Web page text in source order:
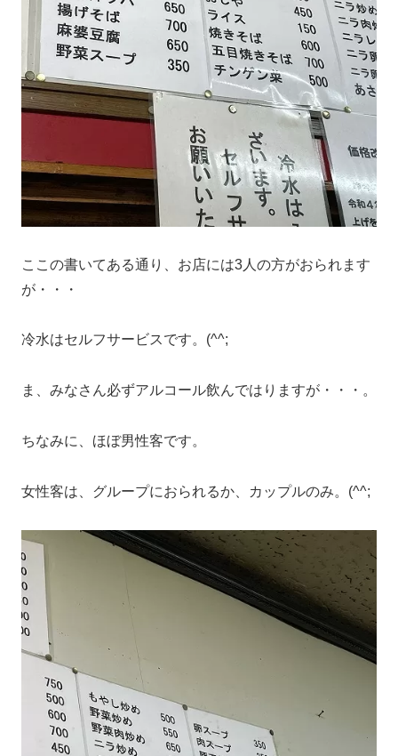
ここの書いてある通り、お店には3人の方がおられます
が・・・
冷水はセルフサービスです。(^^;
ま、みなさん必ずアルコール飲んではりますが・・・。
ちなみに、ほぼ男性客です。
女性客は、グループにおられるか、カップルのみ。(^^;